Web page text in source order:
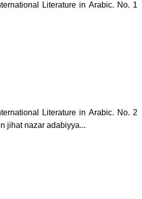
Literature in Arabic. No. 1
Literature in Arabic. No. 2
jihat nazar adabiyya...